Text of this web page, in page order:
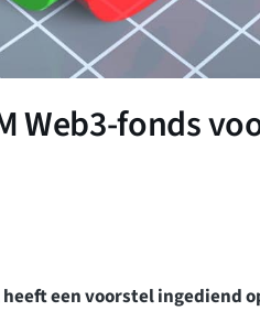
Web3-fonds
een voorstel ingediend